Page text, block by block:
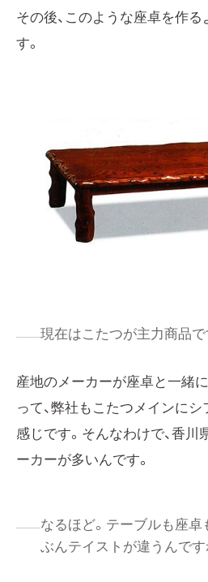
その後、このような座卓を作
す。
現在はこたつが主力商品で
産地のメーカーが座卓と一緒
って、弊社もこたつメインに
感じです。そんなわけで、香川
ーカーが多いんです。
なるほど。テーブルも座卓
ぶんテイストが違うんです